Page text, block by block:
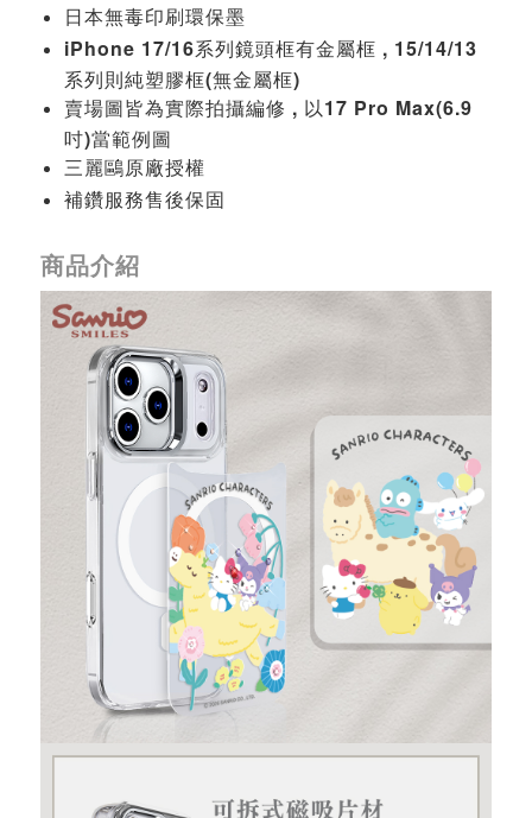
日本無毒印刷環保墨
iPhone 17/16系列鏡頭框有金屬框 , 15/14/13
系列則純塑膠框(無金屬框)
賣場圖皆為實際拍攝編修 , 以17 Pro Max(6.9
吋)當範例圖
三麗鷗原廠授權
補鑽服務售後保固
商品介紹